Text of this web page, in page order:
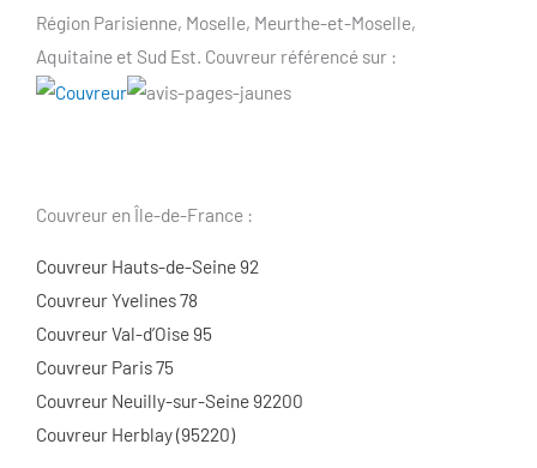
Région Parisienne, Moselle, Meurthe-et-Moselle,
Aquitaine et Sud Est. Couvreur référencé sur :
Couvreur en Île-de-France :
Couvreur Hauts-de-Seine 92
Couvreur Yvelines 78
Couvreur Val-d’Oise 95
Couvreur Paris 75
Couvreur Neuilly-sur-Seine 92200
Couvreur Herblay (95220)